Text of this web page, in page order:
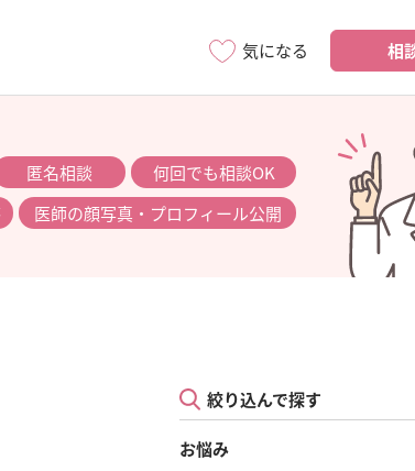
気になる 相
匿名相談
何回でも相談OK
医師の顔写真・プロフィール公開
絞り込んで探す
お悩み